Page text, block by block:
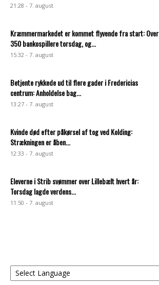
21:28 - 7. august
Kræmmermarkedet er kommet flyvende fra start: Over
350 bankospillere torsdag, og...
15:32 - 7. august
Betjente rykkede ud til flere gader i Fredericias
centrum: Anholdelse bag...
13:27 - 7. august
Kvinde død efter påkørsel af tog ved Kolding:
Strækningen er åben...
12:33 - 7. august
Eleverne i Strib svømmer over Lillebælt hvert år:
Torsdag lagde verdens...
11:50 - 7. august